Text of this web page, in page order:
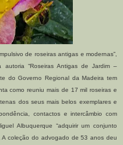
de roseiras antigas e modernas”,
“Roseiras Antigas de Jardim –
do Governo Regional da Madeira tem
como reuniu mais de 17 mil roseiras e
dos seus mais belos exemplares e
contactos e intercâmbio com
Albuquerque “adquirir um conjunto
A coleção do advogado de 53 anos deu